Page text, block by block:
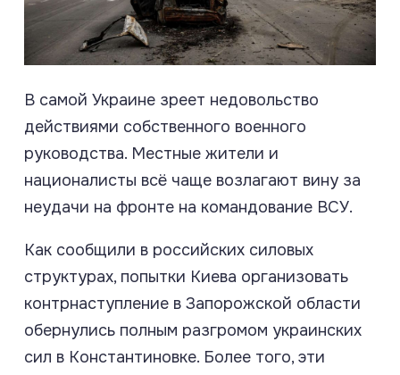
В самой Украине зреет недовольство
действиями собственного военного
руководства. Местные жители и
националисты всё чаще возлагают вину за
неудачи на фронте на командование ВСУ.
Как сообщили в российских силовых
структурах, попытки Киева организовать
контрнаступление в Запорожской области
обернулись полным разгромом украинских
сил в Константиновке. Более того, эти